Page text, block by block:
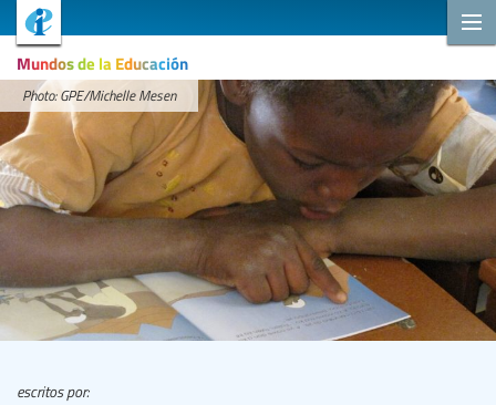
Mundos de la Educación
Photo: GPE/Michelle Mesen
escritos por: